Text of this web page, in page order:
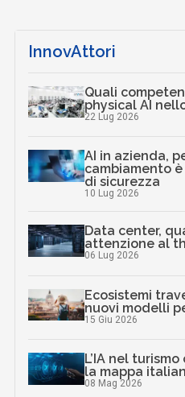
InnovAttori
Quali
physical AI
22 Lug 2026
AI in azienda,
cambiamento
di sicurezza
10 Lug 2026
Data center,
attenzione al
06 Lug 2026
Ecosistemi
nuovi modelli
15 Giu 2026
L’IA nel
la mappa
08 Mag 2026